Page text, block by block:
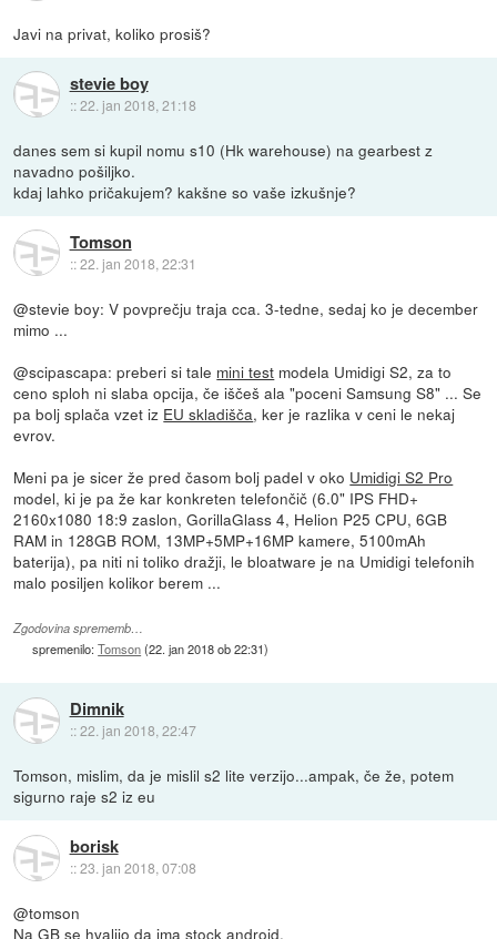
Javi na privat, koliko prosiš?
stevie boy
::22. jan 2018, 21:18
danes sem si kupil nomu s10 (Hk warehouse) na gearbest z
navadno pošiljko.
kdaj lahko pričakujem? kakšne so vaše izkušnje?
Tomson
::22. jan 2018, 22:31
@stevie boy: V povprečju traja cca. 3-tedne, sedaj ko je december
mimo ...
@scipascapa: preberi si tale mini test modela Umidigi S2, za to
ceno sploh ni slaba opcija, če iščeš ala "poceni Samsung S8" ... Se
pa bolj splača vzet iz EU skladišča, ker je razlika v ceni le nekaj
evrov.
Meni pa je sicer že pred časom bolj padel v oko Umidigi S2 Pro
model, ki je pa že kar konkreten telefončič (6.0" IPS FHD+
2160x1080 18:9 zaslon, GorillaGlass 4, Helion P25 CPU, 6GB
RAM in 128GB ROM, 13MP+5MP+16MP kamere, 5100mAh
baterija), pa niti ni toliko dražji, le bloatware je na Umidigi telefonih
malo posiljen kolikor berem ...
Zgodovina sprememb…
spremenilo:Tomson(22. jan 2018 ob 22:31)
Dimnik
::22. jan 2018, 22:47
Tomson, mislim, da je mislil s2 lite verzijo...ampak, če že, potem
sigurno raje s2 iz eu
borisk
::23. jan 2018, 07:08
@tomson
Na GB se hvalijo da ima stock android.